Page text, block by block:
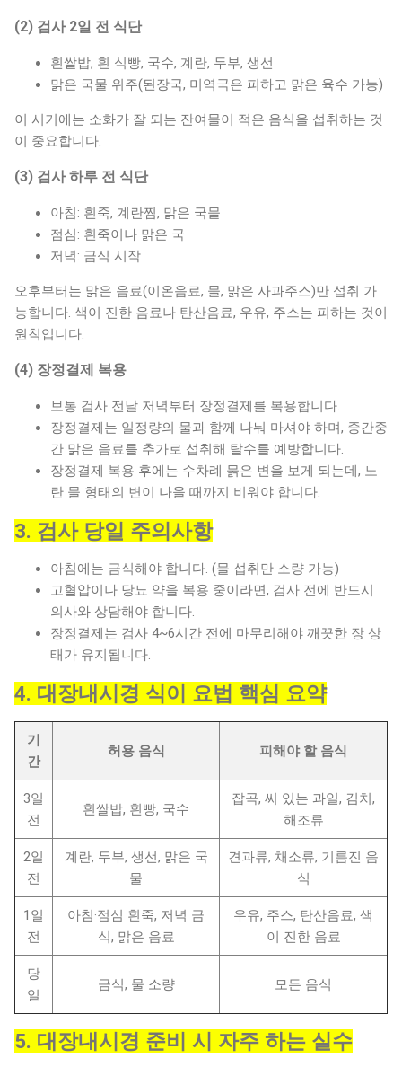
(2) 검사 2일 전 식단
흰쌀밥, 흰 식빵, 국수, 계란, 두부, 생선
맑은 국물 위주(된장국, 미역국은 피하고 맑은 육수 가능)
이 시기에는 소화가 잘 되는 잔여물이 적은 음식을 섭취하는 것
이 중요합니다.
(3) 검사 하루 전 식단
아침: 흰죽, 계란찜, 맑은 국물
점심: 흰죽이나 맑은 국
저녁: 금식 시작
오후부터는 맑은 음료(이온음료, 물, 맑은 사과주스)만 섭취 가
능합니다. 색이 진한 음료나 탄산음료, 우유, 주스는 피하는 것이
원칙입니다.
(4) 장정결제 복용
보통 검사 전날 저녁부터 장정결제를 복용합니다.
장정결제는 일정량의 물과 함께 나눠 마셔야 하며, 중간중
간 맑은 음료를 추가로 섭취해 탈수를 예방합니다.
장정결제 복용 후에는 수차례 묽은 변을 보게 되는데, 노
란 물 형태의 변이 나올 때까지 비워야 합니다.
3. 검사 당일 주의사항
아침에는 금식해야 합니다. (물 섭취만 소량 가능)
고혈압이나 당뇨 약을 복용 중이라면, 검사 전에 반드시
의사와 상담해야 합니다.
장정결제는 검사 4~6시간 전에 마무리해야 깨끗한 장 상
태가 유지됩니다.
4. 대장내시경 식이 요법 핵심 요약
기
간
허용 음식 피해야 할 음식
3일
전
흰쌀밥, 흰빵, 국수
잡곡, 씨 있는 과일, 김치,
해조류
2일
전
계란, 두부, 생선, 맑은 국
물
견과류, 채소류, 기름진 음
식
1일
전
아침·점심 흰죽, 저녁 금
식, 맑은 음료
우유, 주스, 탄산음료, 색
이 진한 음료
당
일
금식, 물 소량 모든 음식
5. 대장내시경 준비 시 자주 하는 실수